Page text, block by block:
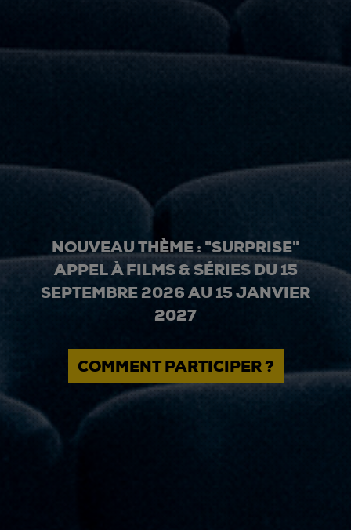
NOUVEAU THÈME : "SURPRISE"
APPEL À FILMS & SÉRIES DU 15
SEPTEMBRE 2026 AU 15 JANVIER
2027
COMMENT PARTICIPER ?